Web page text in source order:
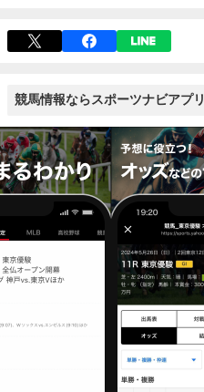
競馬情報ならスポーツナビアプリ